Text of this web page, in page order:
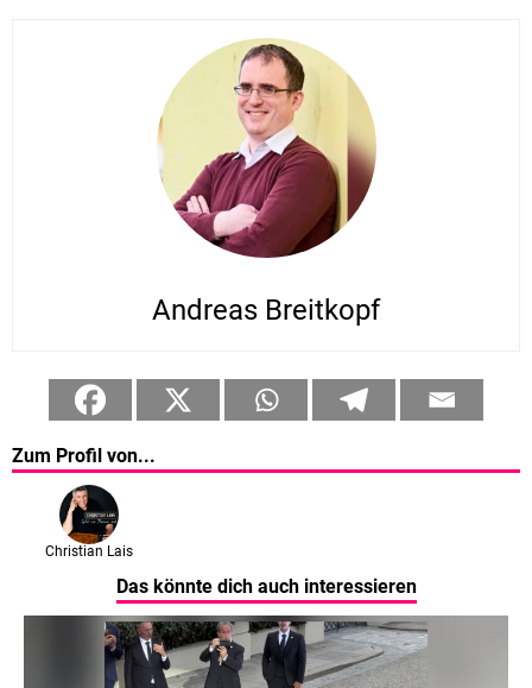
Andreas Breitkopf
Zum Profil von...
Christian Lais
Das könnte dich auch interessieren